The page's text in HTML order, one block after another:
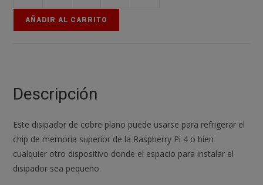
cantidad
AÑADIR AL CARRITO
Descripción
Este disipador de cobre plano puede usarse para refrigerar el
chip de memoria superior de la Raspberry Pi 4 o bien
cualquier otro dispositivo donde el espacio para instalar el
disipador sea pequeño.